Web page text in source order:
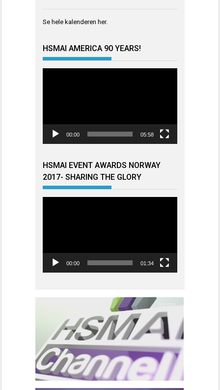
Se hele kalenderen her.
HSMAI AMERICA 90 YEARS!
00:00 05:58
HSMAI EVENT AWARDS NORWAY
2017- SHARING THE GLORY
00:00 01:34